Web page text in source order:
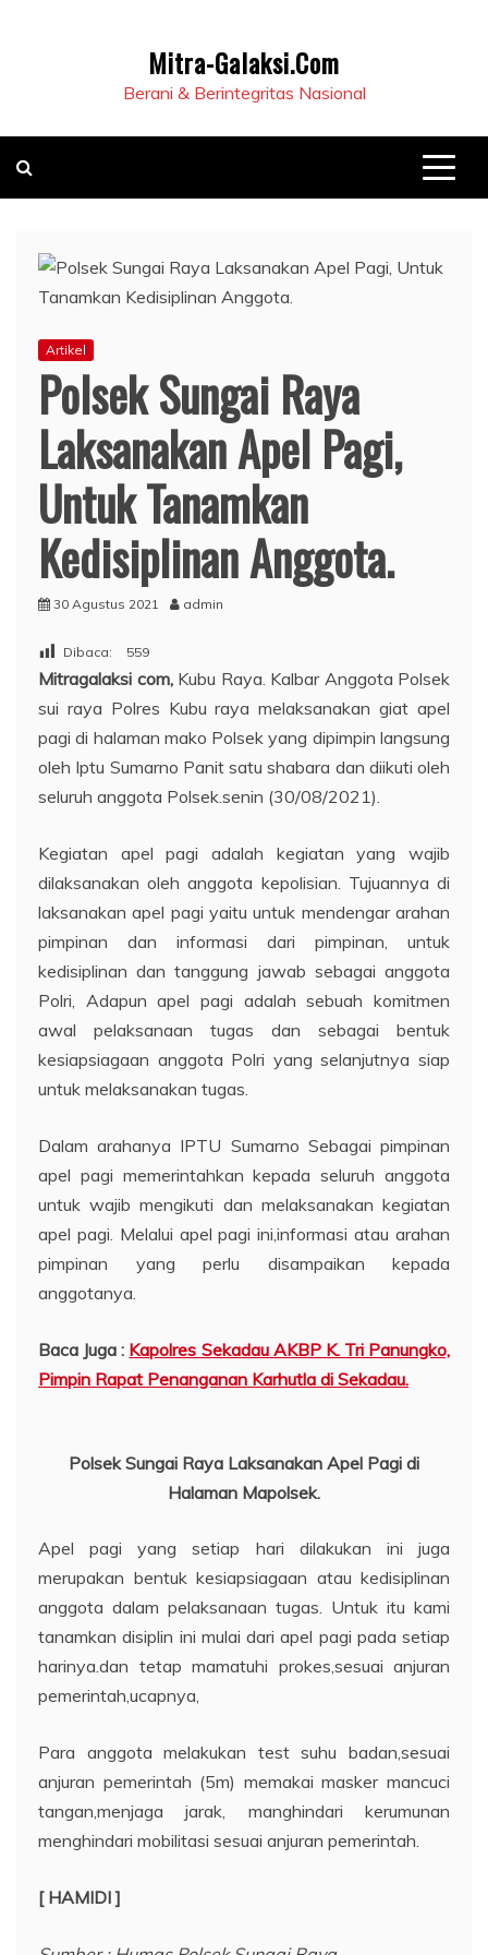
Mitra-Galaksi.Com
Berani & Berintegritas Nasional
Artikel
Polsek Sungai Raya
Laksanakan Apel Pagi,
Untuk Tanamkan
Kedisiplinan Anggota.
30 Agustus 2021 admin
Dibaca: 559
Mitragalaksi com, Kubu Raya. Kalbar Anggota Polsek
sui raya Polres Kubu raya melaksanakan giat apel
pagi di halaman mako Polsek yang dipimpin langsung
oleh Iptu Sumarno Panit satu shabara dan diikuti oleh
seluruh anggota Polsek.senin (30/08/2021).
Kegiatan apel pagi adalah kegiatan yang wajib
dilaksanakan oleh anggota kepolisian. Tujuannya di
laksanakan apel pagi yaitu untuk mendengar arahan
pimpinan dan informasi dari pimpinan, untuk
kedisiplinan dan tanggung jawab sebagai anggota
Polri, Adapun apel pagi adalah sebuah komitmen
awal pelaksanaan tugas dan sebagai bentuk
kesiapsiagaan anggota Polri yang selanjutnya siap
untuk melaksanakan tugas.
Dalam arahanya IPTU Sumarno Sebagai pimpinan
apel pagi memerintahkan kepada seluruh anggota
untuk wajib mengikuti dan melaksanakan kegiatan
apel pagi. Melalui apel pagi ini,informasi atau arahan
pimpinan yang perlu disampaikan kepada
anggotanya.
Baca Juga : Kapolres Sekadau AKBP K. Tri Panungko,
Pimpin Rapat Penanganan Karhutla di Sekadau.
Polsek Sungai Raya Laksanakan Apel Pagi di
Halaman Mapolsek.
Apel pagi yang setiap hari dilakukan ini juga
merupakan bentuk kesiapsiagaan atau kedisiplinan
anggota dalam pelaksanaan tugas. Untuk itu kami
tanamkan disiplin ini mulai dari apel pagi pada setiap
harinya.dan tetap mamatuhi prokes,sesuai anjuran
pemerintah,ucapnya,
Para anggota melakukan test suhu badan,sesuai
anjuran pemerintah (5m) memakai masker mancuci
tangan,menjaga jarak, manghindari kerumunan
menghindari mobilitasi sesuai anjuran pemerintah.
[ HAMIDI ]